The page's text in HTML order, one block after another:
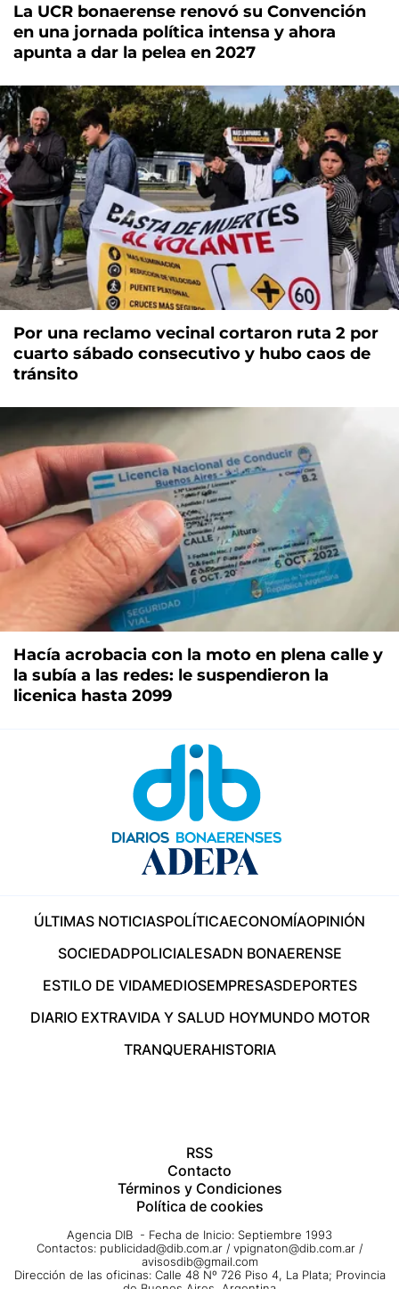
La UCR bonaerense renovó su Convención
en una jornada política intensa y ahora
apunta a dar la pelea en 2027
Por una reclamo vecinal cortaron ruta 2 por
cuarto sábado consecutivo y hubo caos de
tránsito
Hacía acrobacia con la moto en plena calle y
la subía a las redes: le suspendieron la
licenica hasta 2099
ÚLTIMAS NOTICIASPOLÍTICAECONOMÍAOPINIÓN
SOCIEDADPOLICIALESADN BONAERENSE
ESTILO DE VIDAMEDIOSEMPRESASDEPORTES
DIARIO EXTRAVIDA Y SALUD HOYMUNDO MOTOR
TRANQUERAHISTORIA
RSS
Contacto
Términos y Condiciones
Política de cookies
Agencia DIB - Fecha de Inicio: Septiembre 1993
Contactos: publicidad@dib.com.ar / vpignaton@dib.com.ar /
avisosdib@gmail.com
Dirección de las oficinas: Calle 48 Nº 726 Piso 4, La Plata; Provincia